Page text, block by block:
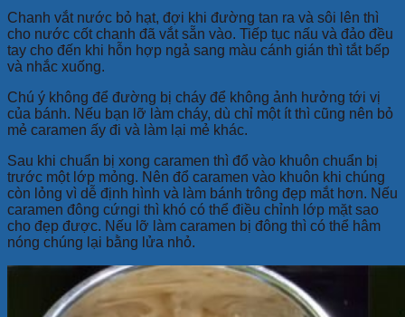
Chanh vắt nước bỏ hạt, đợi khi đường tan ra và sôi lên thì
cho nước cốt chanh đã vắt sẵn vào. Tiếp tục nấu và đảo đều
tay cho đến khi hỗn hợp ngả sang màu cánh gián thì tắt bếp
và nhắc xuống.
Chú ý không để đường bị cháy để không ảnh hưởng tới vị
của bánh. Nếu bạn lỡ làm cháy, dù chỉ một ít thì cũng nên bỏ
mẻ caramen ấy đi và làm lại mẻ khác.
Sau khi chuẩn bị xong caramen thì đổ vào khuôn chuẩn bị
trước một lớp mỏng. Nên đổ caramen vào khuôn khi chúng
còn lỏng vì dễ định hình và làm bánh trông đẹp mắt hơn. Nếu
caramen đông cứngi thì khó có thể điều chỉnh lớp mặt sao
cho đẹp được. Nếu lỡ làm caramen bị đông thì có thể hâm
nóng chúng lại bằng lửa nhỏ.